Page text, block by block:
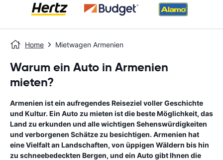
Home Mietwagen Armenien
Warum ein Auto in Armenien
mieten?
Armenien ist ein aufregendes Reiseziel voller Geschichte
und Kultur. Ein Auto zu mieten ist die beste Möglichkeit, das
Land zu erkunden und alle wichtigen Sehenswürdigkeiten
und verborgenen Schätze zu besichtigen. Armenien hat
eine Vielfalt an Landschaften, von üppigen Wäldern bis hin
zu schneebedeckten Bergen, und ein Auto gibt Ihnen die